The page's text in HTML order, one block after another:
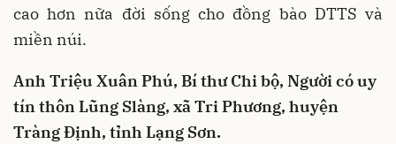
cao hơn nữa đời sống cho đồng bào DTTS và
miền núi.
Anh Triệu Xuân Phú, Bí thư Chi bộ, Người có uy
tín thôn Lũng Slàng, xã Tri Phương, huyện
Tràng Định, tỉnh Lạng Sơn.